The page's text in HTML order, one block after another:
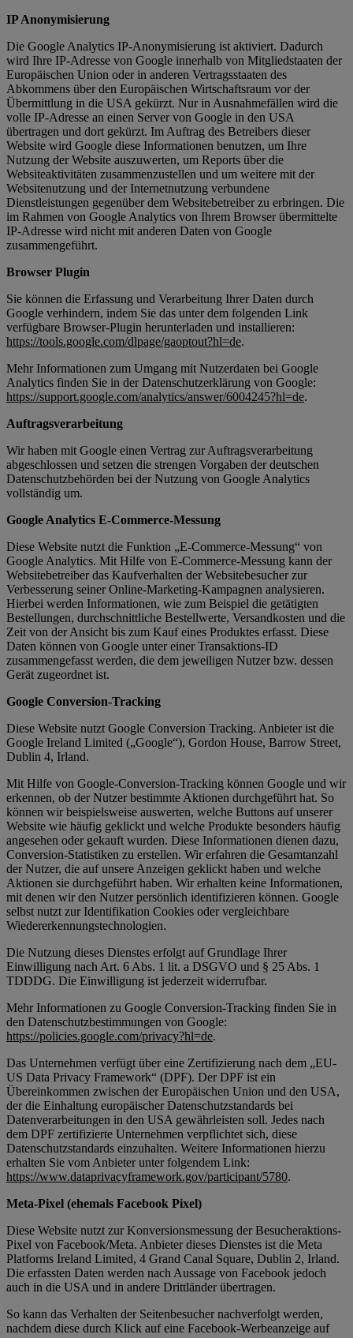
IP Anonymisierung
Die Google Analytics IP-Anonymisierung ist aktiviert. Dadurch
wird Ihre IP-Adresse von Google innerhalb von Mitgliedstaaten der
Europäischen Union oder in anderen Vertragsstaaten des
Abkommens über den Europäischen Wirtschaftsraum vor der
Übermittlung in die USA gekürzt. Nur in Ausnahmefällen wird die
volle IP-Adresse an einen Server von Google in den USA
übertragen und dort gekürzt. Im Auftrag des Betreibers dieser
Website wird Google diese Informationen benutzen, um Ihre
Nutzung der Website auszuwerten, um Reports über die
Websiteaktivitäten zusammenzustellen und um weitere mit der
Websitenutzung und der Internetnutzung verbundene
Dienstleistungen gegenüber dem Websitebetreiber zu erbringen. Die
im Rahmen von Google Analytics von Ihrem Browser übermittelte
IP-Adresse wird nicht mit anderen Daten von Google
zusammengeführt.
Browser Plugin
Sie können die Erfassung und Verarbeitung Ihrer Daten durch
Google verhindern, indem Sie das unter dem folgenden Link
verfügbare Browser-Plugin herunterladen und installieren:
https://tools.google.com/dlpage/gaoptout?hl=de.
Mehr Informationen zum Umgang mit Nutzerdaten bei Google
Analytics finden Sie in der Datenschutzerklärung von Google:
https://support.google.com/analytics/answer/6004245?hl=de.
Auftragsverarbeitung
Wir haben mit Google einen Vertrag zur Auftragsverarbeitung
abgeschlossen und setzen die strengen Vorgaben der deutschen
Datenschutzbehörden bei der Nutzung von Google Analytics
vollständig um.
Google Analytics E-Commerce-Messung
Diese Website nutzt die Funktion „E-Commerce-Messung“ von
Google Analytics. Mit Hilfe von E-Commerce-Messung kann der
Websitebetreiber das Kaufverhalten der Websitebesucher zur
Verbesserung seiner Online-Marketing-Kampagnen analysieren.
Hierbei werden Informationen, wie zum Beispiel die getätigten
Bestellungen, durchschnittliche Bestellwerte, Versandkosten und die
Zeit von der Ansicht bis zum Kauf eines Produktes erfasst. Diese
Daten können von Google unter einer Transaktions-ID
zusammengefasst werden, die dem jeweiligen Nutzer bzw. dessen
Gerät zugeordnet ist.
Google Conversion-Tracking
Diese Website nutzt Google Conversion Tracking. Anbieter ist die
Google Ireland Limited („Google“), Gordon House, Barrow Street,
Dublin 4, Irland.
Mit Hilfe von Google-Conversion-Tracking können Google und wir
erkennen, ob der Nutzer bestimmte Aktionen durchgeführt hat. So
können wir beispielsweise auswerten, welche Buttons auf unserer
Website wie häufig geklickt und welche Produkte besonders häufig
angesehen oder gekauft wurden. Diese Informationen dienen dazu,
Conversion-Statistiken zu erstellen. Wir erfahren die Gesamtanzahl
der Nutzer, die auf unsere Anzeigen geklickt haben und welche
Aktionen sie durchgeführt haben. Wir erhalten keine Informationen,
mit denen wir den Nutzer persönlich identifizieren können. Google
selbst nutzt zur Identifikation Cookies oder vergleichbare
Wiedererkennungstechnologien.
Die Nutzung dieses Dienstes erfolgt auf Grundlage Ihrer
Einwilligung nach Art. 6 Abs. 1 lit. a DSGVO und § 25 Abs. 1
TDDDG. Die Einwilligung ist jederzeit widerrufbar.
Mehr Informationen zu Google Conversion-Tracking finden Sie in
den Datenschutzbestimmungen von Google:
https://policies.google.com/privacy?hl=de.
Das Unternehmen verfügt über eine Zertifizierung nach dem „EU-
US Data Privacy Framework“ (DPF). Der DPF ist ein
Übereinkommen zwischen der Europäischen Union und den USA,
der die Einhaltung europäischer Datenschutzstandards bei
Datenverarbeitungen in den USA gewährleisten soll. Jedes nach
dem DPF zertifizierte Unternehmen verpflichtet sich, diese
Datenschutzstandards einzuhalten. Weitere Informationen hierzu
erhalten Sie vom Anbieter unter folgendem Link:
https://www.dataprivacyframework.gov/participant/5780.
Meta-Pixel (ehemals Facebook Pixel)
Diese Website nutzt zur Konversionsmessung der Besucheraktions-
Pixel von Facebook/Meta. Anbieter dieses Dienstes ist die Meta
Platforms Ireland Limited, 4 Grand Canal Square, Dublin 2, Irland.
Die erfassten Daten werden nach Aussage von Facebook jedoch
auch in die USA und in andere Drittländer übertragen.
So kann das Verhalten der Seitenbesucher nachverfolgt werden,
nachdem diese durch Klick auf eine Facebook-Werbeanzeige auf